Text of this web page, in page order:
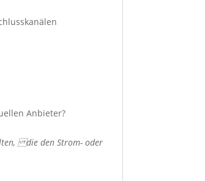
Anbieter?
die den Strom- oder